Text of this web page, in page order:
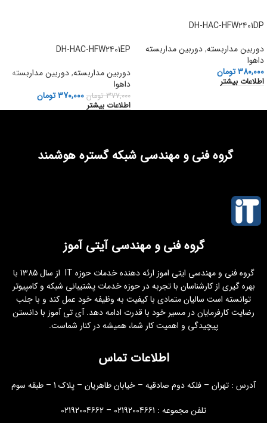
DH-HAC-HFW2401DP
دوربین مداربسته,دوربین مداربسته
داهوا
380,000تومان
اطلاعات بیشتر
DH-HAC-HFW2401EP
دوربین مداربسته,دوربین مداربسته
داهوا
377,000 تومان 370,000تومان
اطلاعات بیشتر
گروه فنی و مهندسی شبکه گستره هوشمند
گروه فنی و مهندسی آیتی آموز
گروه فنی و مهندسی ایتی اموز ارئه دهنده خدمات حوزه IT از سال 1385 با
بهره گیری از کارشناسان با تجربه در حوزه خدمات پشتیبانی شبکه و کامپیوتر
توانسته است سالیان متمادی با کیفیت به وظیفه خود عمل کند و با جلب
رضایت کارفرمایان در مسیر خود با قدرت ادامه دهد. آی تی آموز با دانستن
پیچیدگی و اهمیت کار شما، همیشه در کنار شماست.
اطلاعات تماس
آدرس : تهران – فلکه دوم صادقیه – خیابان طاهریان – پلاک 1 – طبقه سوم
تلفن مجموعه : 02192004661 – 02192004662